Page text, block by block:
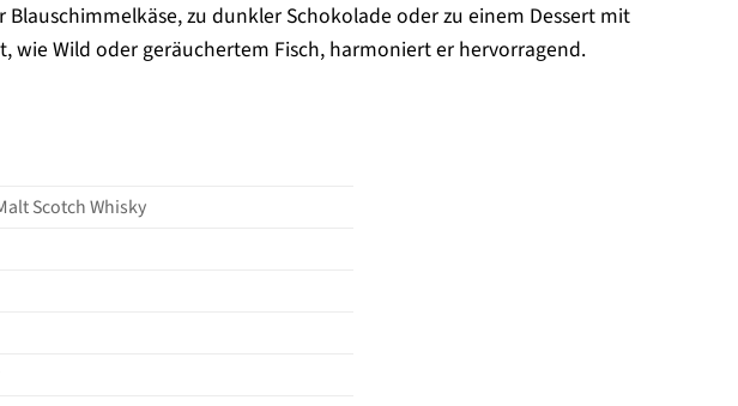
zu dunkler Schokolade oder zu einem Dessert mit
wie Wild oder geräuchertem Fisch, harmoniert er hervorragend.
Scotch Whisky